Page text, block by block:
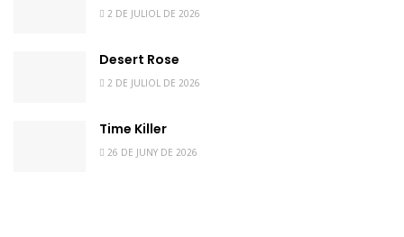
2 DE JULIOL DE 2026
Desert Rose
2 DE JULIOL DE 2026
Time Killer
26 DE JUNY DE 2026